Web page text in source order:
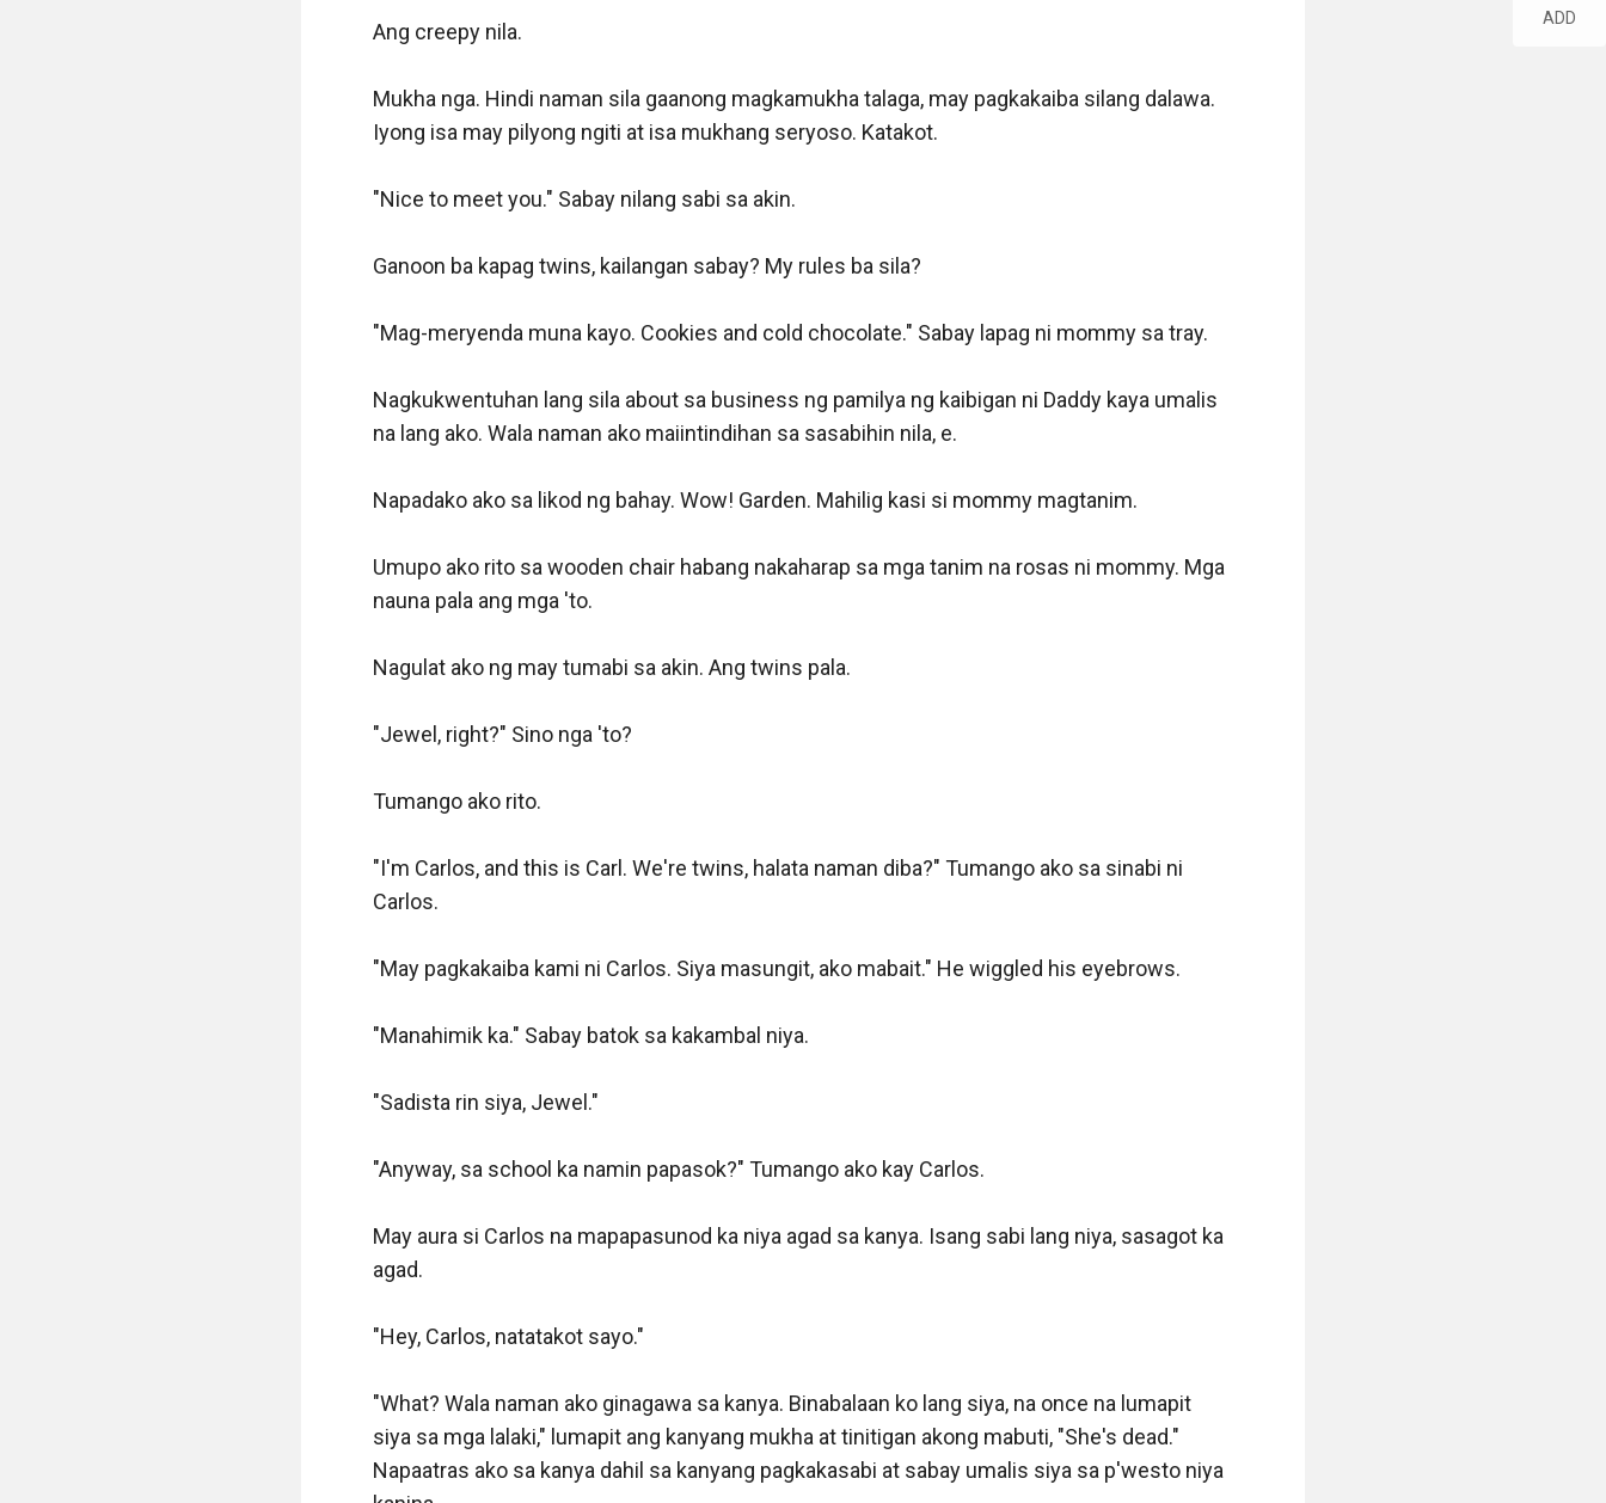
Ang creepy nila.
Mukha nga. Hindi naman sila gaanong magkamukha talaga, may pagkakaiba silang dalawa.
Iyong isa may pilyong ngiti at isa mukhang seryoso. Katakot.
"Nice to meet you." Sabay nilang sabi sa akin.
Ganoon ba kapag twins, kailangan sabay? My rules ba sila?
"Mag-meryenda muna kayo. Cookies and cold chocolate." Sabay lapag ni mommy sa tray.
Nagkukwentuhan lang sila about sa business ng pamilya ng kaibigan ni Daddy kaya umalis
na lang ako. Wala naman ako maiintindihan sa sasabihin nila, e.
Napadako ako sa likod ng bahay. Wow! Garden. Mahilig kasi si mommy magtanim.
Umupo ako rito sa wooden chair habang nakaharap sa mga tanim na rosas ni mommy. Mga
nauna pala ang mga 'to.
Nagulat ako ng may tumabi sa akin. Ang twins pala.
"Jewel, right?" Sino nga 'to?
Tumango ako rito.
"I'm Carlos, and this is Carl. We're twins, halata naman diba?" Tumango ako sa sinabi ni
Carlos.
"May pagkakaiba kami ni Carlos. Siya masungit, ako mabait." He wiggled his eyebrows.
"Manahimik ka." Sabay batok sa kakambal niya.
"Sadista rin siya, Jewel."
"Anyway, sa school ka namin papasok?" Tumango ako kay Carlos.
May aura si Carlos na mapapasunod ka niya agad sa kanya. Isang sabi lang niya, sasagot ka
agad.
"Hey, Carlos, natatakot sayo."
"What? Wala naman ako ginagawa sa kanya. Binabalaan ko lang siya, na once na lumapit
siya sa mga lalaki," lumapit ang kanyang mukha at tinitigan akong mabuti, "She's dead."
Napaatras ako sa kanya dahil sa kanyang pagkakasabi at sabay umalis siya sa p'westo niya
ADD